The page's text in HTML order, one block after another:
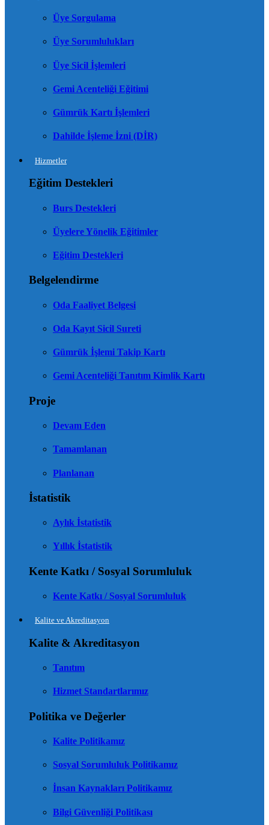
Üye Sorgulama
Üye Sorumlulukları
Üye Sicil İşlemleri
Gemi Acenteliği Eğitimi
Gümrük Kartı İşlemleri
Dahilde İşleme İzni (DİR)
Hizmetler
Eğitim Destekleri
Burs Destekleri
Üyelere Yönelik Eğitimler
Eğitim Destekleri
Belgelendirme
Oda Faaliyet Belgesi
Oda Kayıt Sicil Sureti
Gümrük İşlemi Takip Kartı
Gemi Acenteliği Tanıtım Kimlik Kartı
Proje
Devam Eden
Tamamlanan
Planlanan
İstatistik
Aylık İstatistik
Yıllık İstatistik
Kente Katkı / Sosyal Sorumluluk
Kente Katkı / Sosyal Sorumluluk
Kalite ve Akreditasyon
Kalite & Akreditasyon
Tanıtım
Hizmet Standartlarımız
Politika ve Değerler
Kalite Politikamız
Sosyal Sorumluluk Politikamız
İnsan Kaynakları Politikamız
Bilgi Güvenliği Politikası